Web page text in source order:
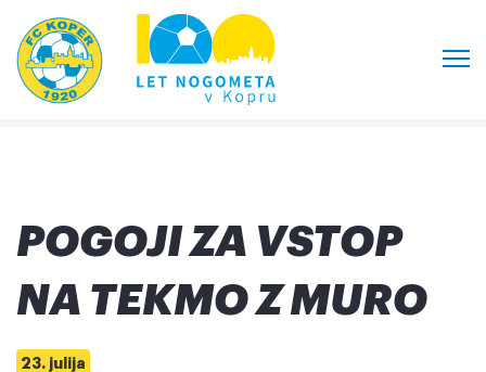
POGOJI ZA VSTOP
NA TEKMO Z MURO
23. julija